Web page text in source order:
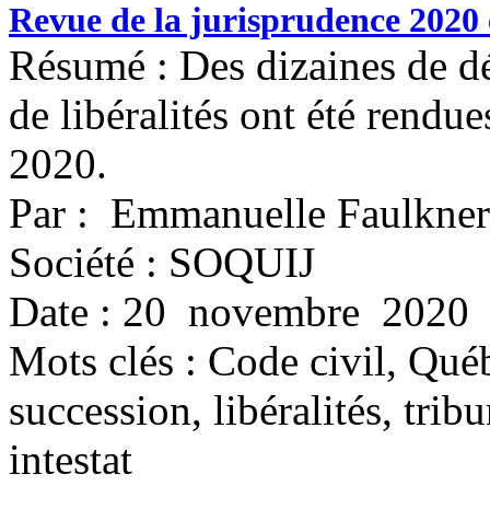
Revue de la jurisprudence
Résumé : Des dizaines de
de libéralités ont été
2020.
Par : Emmanuelle Faulkner
Société : SOQUIJ
Date : 20 novembre 2020
Mots clés : Code civil,
succession, libéralités,
intestat